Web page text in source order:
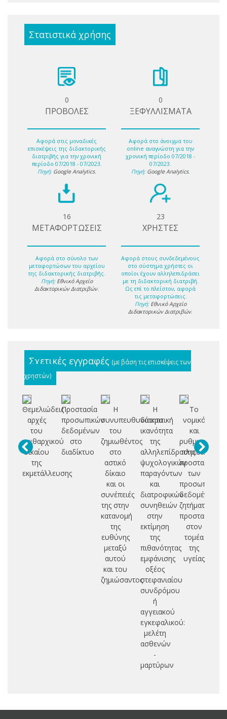
Στατιστικά χρήσης
0
ΠΡΟΒΟΛΕΣ
Αφορά στις μοναδικές
επισκέψεις της διδακτορικής
διατριβής για την χρονική
περίοδο 07/2018 - 07/2023.
Πηγή: Google Analytics.
0
ΞΕΦΥΛΛΙΣΜΑΤΑ
Αφορά στο άνοιγμα του
online αναγνώστη για την
χρονική περίοδο 07/2018 -
07/2023.
Πηγή: Google Analytics.
16
ΜΕΤΑΦΟΡΤΩΣΕΙΣ
Αφορά στο σύνολο των
μεταφορτώσων του αρχείου
της διδακτορικής διατριβής.
Πηγή: Εθνικό Αρχείο
Διδακτορικών Διατριβών.
23
ΧΡΗΣΤΕΣ
Αφορά στους συνδεδεμένους
στο σύστημα χρήστες οι
οποίοι έχουν αλληλεπιδράσει
με τη διδακτορική διατριβή.
Ως επί το πλείστον, αφορά
τις μεταφορτώσεις.
Πηγή: Εθνικό Αρχείο
Διδακτορικών Διατριβών.
Σχετικές εγγραφές (με βάση τις επισκέψεις των
χρηστών)
Θεμελιώδεις
αρχές
του
πειθαρχικού
δικαίου
της
εκμετάλλευσης
Προστασία
προσωπικών
δεδομένων
στο
διαδίκτυο
Η
συνυπευθυνότητα
του
ζημιωθέντος
στο
αστικό
δίκαιο
και οι
συνέπειές
της στην
κατανομή
της
ευθύνης
μεταξύ
αυτού
και του
ζημιώσαντος
Η
διακριτική
ικανότητα
της
αλληλεπίδρασης
ψυχολογικών
παραγόντων
και
διατροφικών
συνηθειών
στην
εκτίμηση
της
πιθανότητας
εμφάνισης
οξέος
στεφανιαίου
συνδρόμου
ή
αγγειακού
εγκεφαλικού:
μελέτη
ασθενών
-
μαρτύρων
Το
νομικό
και
ρυθμιστικό
πλαίσιο
προστασίας
των
προσωπικών
δεδομένων:
ζητήματα
προστασίας
στον
τομέα
της
υγείας